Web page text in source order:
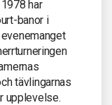
har
banor i
tävlingarnas
upplevelse.